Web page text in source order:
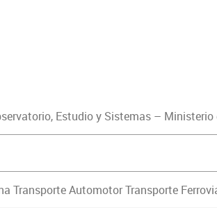
Estudio y Sistemas – Ministerio
Transporte Automotor Transporte